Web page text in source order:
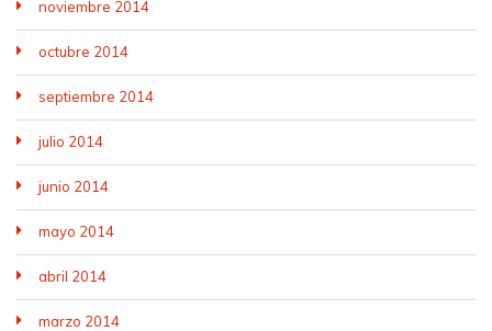
noviembre 2014
octubre 2014
septiembre 2014
julio 2014
junio 2014
mayo 2014
abril 2014
marzo 2014